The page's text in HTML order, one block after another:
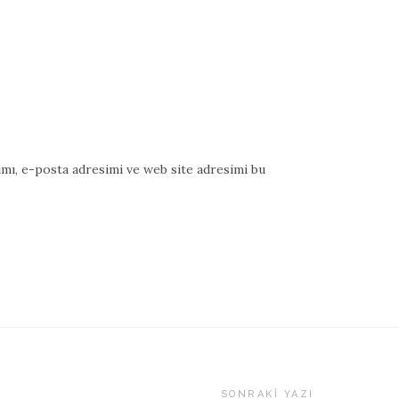
e-posta adresimi ve web site adresimi bu
SONRAKI YAZI